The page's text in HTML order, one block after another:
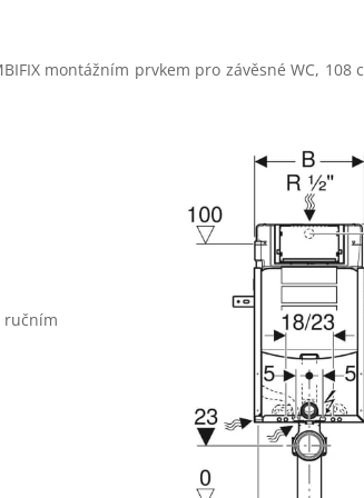
montážním prvkem pro závěsné WC,
ručním